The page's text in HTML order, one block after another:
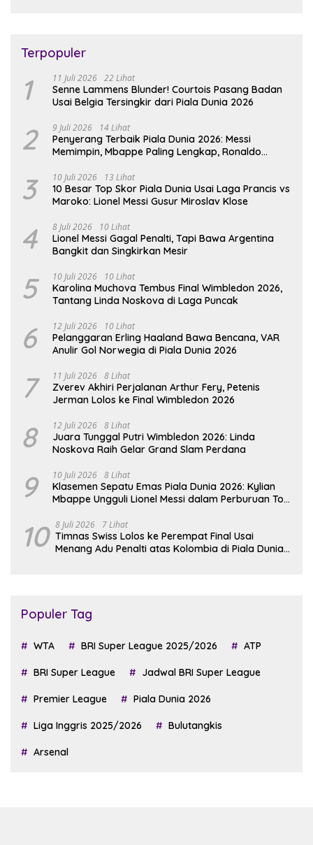
Terpopuler
1 11 Juli 2026 22 Lihat
Senne Lammens Blunder! Courtois Pasang Badan
Usai Belgia Tersingkir dari Piala Dunia 2026
2 9 Juli 2026 14 Lihat
Penyerang Terbaik Piala Dunia 2026: Messi
Memimpin, Mbappe Paling Lengkap, Ronaldo
3 10 Juli 2026 13 Lihat
10 Besar Top Skor Piala Dunia Usai Laga Prancis vs
Maroko: Lionel Messi Gusur Miroslav Klose
4 8 Juli 2026 10 Lihat
Lionel Messi Gagal Penalti, Tapi Bawa Argentina
Bangkit dan Singkirkan Mesir
5 10 Juli 2026 10 Lihat
Karolina Muchova Tembus Final Wimbledon 2026,
Tantang Linda Noskova di Laga Puncak
6 12 Juli 2026 10 Lihat
Pelanggaran Erling Haaland Bawa Bencana, VAR
Anulir Gol Norwegia di Piala Dunia 2026
7 11 Juli 2026 8 Lihat
Zverev Akhiri Perjalanan Arthur Fery, Petenis
Jerman Lolos ke Final Wimbledon 2026
8 12 Juli 2026 8 Lihat
Juara Tunggal Putri Wimbledon 2026: Linda
Noskova Raih Gelar Grand Slam Perdana
9 10 Juli 2026 8 Lihat
Klasemen Sepatu Emas Piala Dunia 2026: Kylian
Mbappe Ungguli Lionel Messi dalam Perburuan Top
10 8 Juli 2026 7 Lihat
Timnas Swiss Lolos ke Perempat Final Usai
Menang Adu Penalti atas Kolombia di Piala Dunia
Populer Tag
WTA BRI Super League 2025/2026 ATP
BRI Super League Jadwal BRI Super League
Premier League Piala Dunia 2026
Liga Inggris 2025/2026 Bulutangkis
Arsenal